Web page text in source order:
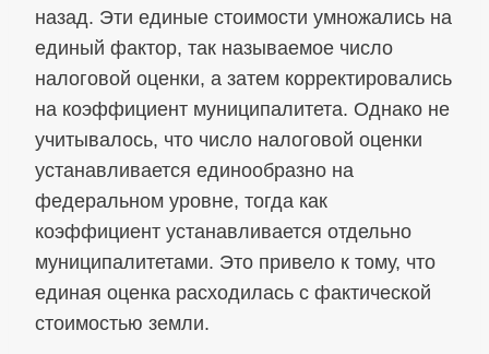
назад. Эти единые стоимости умножались на
единый фактор, так называемое число
налоговой оценки, а затем корректировались
на коэффициент муниципалитета. Однако не
учитывалось, что число налоговой оценки
устанавливается единообразно на
федеральном уровне, тогда как
коэффициент устанавливается отдельно
муниципалитетами. Это привело к тому, что
единая оценка расходилась с фактической
стоимостью земли.